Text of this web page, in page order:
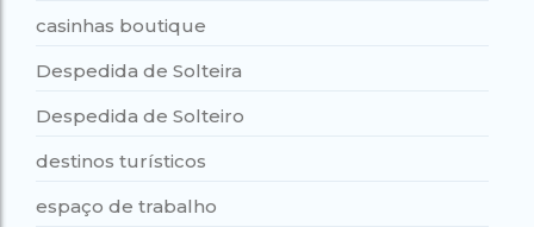
casinhas boutique
Despedida de Solteira
Despedida de Solteiro
destinos turísticos
espaço de trabalho